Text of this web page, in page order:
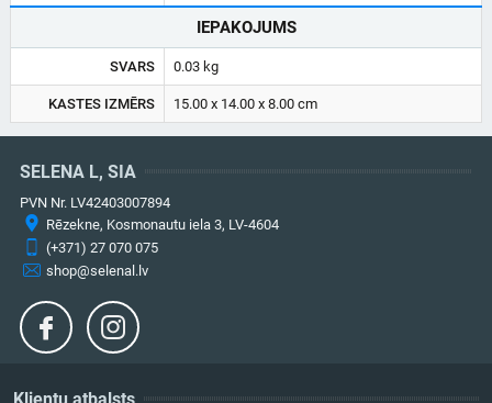
IEPAKOJUMS
SVARS 0.03 kg
KASTES IZMĒRS 15.00 x 14.00 x 8.00 cm
Klientu atbalsts
SELENA L, SIA
PVN Nr. LV42403007894
Rēzekne, Kosmonautu iela 3, LV-4604
(+371) 27 070 075
shop@selenal.lv